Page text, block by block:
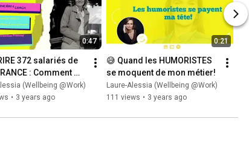
0:47
372 salariés de
: Comment
efficace
être DRÔLE?
(Wellbeing @Work)
• 3 years ago
0:21
😅 Quand les HUMORISTES
se moquent de mon métier!
Laure-Alessia (Wellbeing @Work)
111 views • 3 years ago